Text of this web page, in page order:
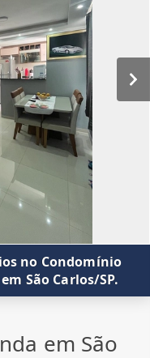
no Condomínio
São Carlos/SP.
em São